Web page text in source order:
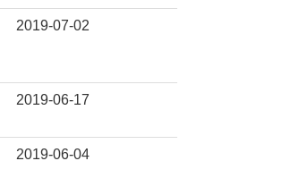
2019-07-02
2019-06-17
2019-06-04